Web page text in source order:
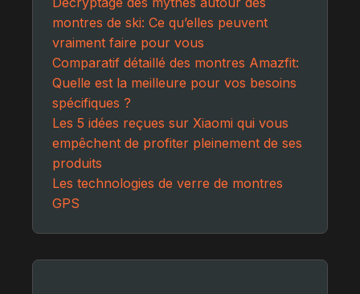
montres de ski: Ce qu’elles peuvent
vraiment faire pour vous
Comparatif détaillé des montres Amazfit:
Quelle est la meilleure pour vos besoins
spécifiques ?
Les 5 idées reçues sur Xiaomi qui vous
empêchent de profiter pleinement de ses
produits
Les technologies de verre de montres
GPS